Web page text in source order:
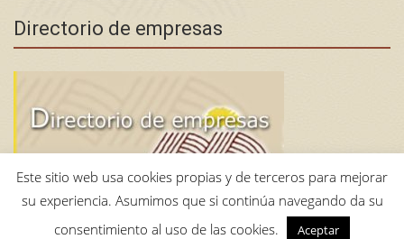
Directorio de empresas
Este sitio web usa cookies propias y de terceros para mejorar
su experiencia. Asumimos que si continúa navegando da su
consentimiento al uso de las cookies.
Aceptar